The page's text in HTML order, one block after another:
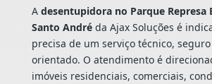
A desentupidora no Parque Represa
Santo Andréda Ajax Soluções é
precisa de um serviço técnico,
orientado. O atendimento é
imóveis residenciais, comerciais,